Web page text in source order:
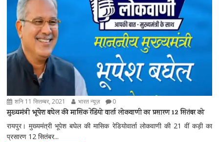
शनि 11 सितम्बर, 2021 भारत न्यूज़ 0
मुख्यमंत्री भूपेश बघेल की मासिक रेडियो वार्ता लोकवाणी का प्रसारण 12 सितंबर को
रायपुर। मुख्यमंत्री भूपेश बघेल की मासिक रेडियोवार्ता लोकवाणी की 21 वीं कड़ी का
प्रसारण 12 सितंबर...